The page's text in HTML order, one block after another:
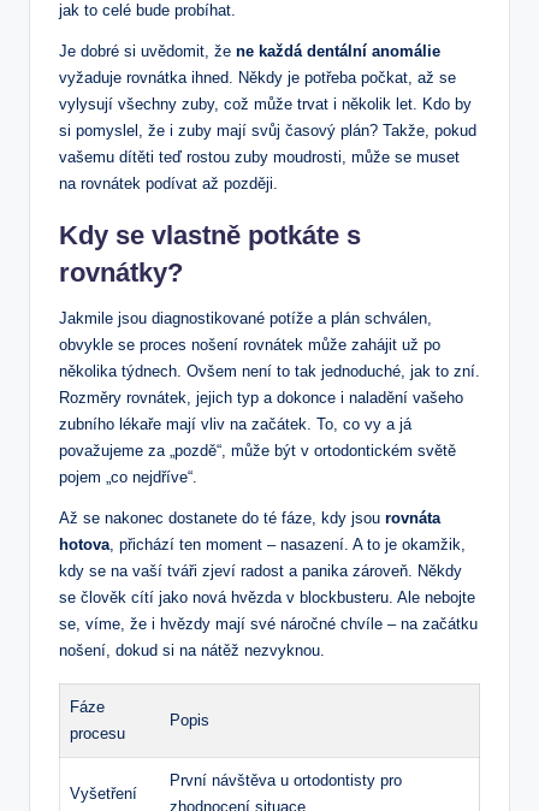
jak to celé bude probíhat.
Je dobré si uvědomit, že ne každá dentální anomálie
vyžaduje rovnátka ihned. Někdy je potřeba počkat, až se
vylysují všechny zuby, což může trvat i několik let. Kdo by
si pomyslel, že i zuby mají svůj časový plán? Takže, pokud
vašemu dítěti teď rostou zuby moudrosti, může se muset
na rovnátek podívat až později.
Kdy se vlastně potkáte s
rovnátky?
Jakmile jsou diagnostikované potíže a plán schválen,
obvykle se proces nošení rovnátek může zahájit už po
několika týdnech. Ovšem není to tak jednoduché, jak to zní.
Rozměry rovnátek, jejich typ a dokonce i naladění vašeho
zubního lékaře mají vliv na začátek. To, co vy a já
považujeme za „pozdě“, může být v ortodontickém světě
pojem „co nejdříve“.
Až se nakonec dostanete do té fáze, kdy jsou rovnáta
hotova, přichází ten moment – nasazení. A to je okamžik,
kdy se na vaší tváři zjeví radost a panika zároveň. Někdy
se člověk cítí jako nová hvězda v blockbusteru. Ale nebojte
se, víme, že i hvězdy mají své náročné chvíle – na začátku
nošení, dokud si na nátěž nezvyknou.
Fáze
procesu
Popis
Vyšetření
První návštěva u ortodontisty pro
zhodnocení situace